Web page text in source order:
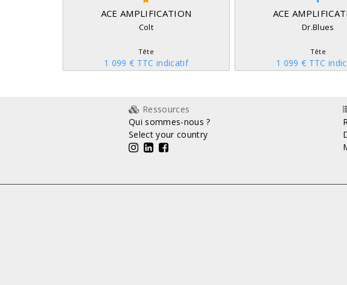
ACE AMPLIFICATION
Colt
Tête
1 099 € TTC indicatif
ACE
Dr.Blues
Tête
1 099 € TTC
Ressources
Qui sommes-nous ?
Select your country